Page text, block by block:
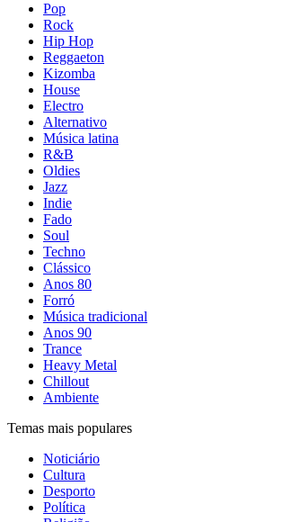
Pop
Rock
Hip Hop
Reggaeton
Kizomba
House
Electro
Alternativo
Música latina
R&B
Oldies
Jazz
Indie
Fado
Soul
Techno
Clássico
Anos 80
Forró
Música tradicional
Anos 90
Trance
Heavy Metal
Chillout
Ambiente
Temas mais populares
Noticiário
Cultura
Desporto
Política